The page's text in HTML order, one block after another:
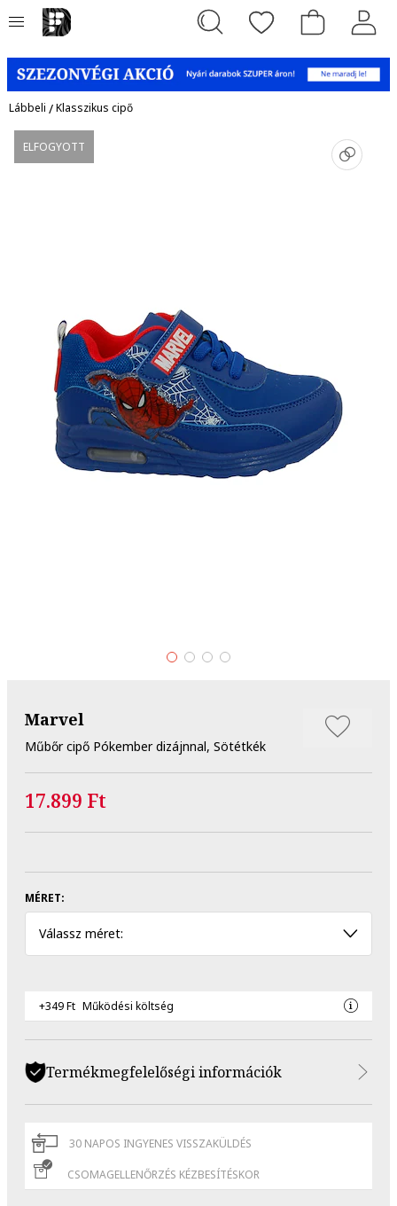
Lábbeli /Klasszikus cipő
ELFOGYOTT
Marvel
Műbőr cipő Pókember dizájnnal, Sötétkék
17.899 Ft
MÉRET:
Válassz méret:
+349 Ft Működési költség
Termékmegfelelőségi információk
30 NAPOS INGYENES VISSZAKÜLDÉS
CSOMAGELLENŐRZÉS KÉZBESÍTÉSKOR